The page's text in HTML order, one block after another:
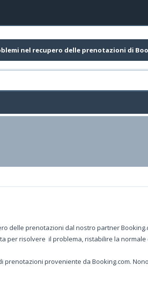
nel recupero delle prenotazioni di
prenotazioni dal nostro partner
per risolvere il problema, ristabilire la
proveniente da Booking.com.